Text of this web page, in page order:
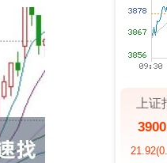
上证
21.92